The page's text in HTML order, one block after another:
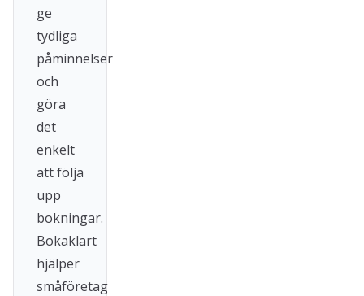
ge
tydliga
påminnelser
och
göra
det
enkelt
att följa
upp
bokningar.
Bokaklart
hjälper
småföretag